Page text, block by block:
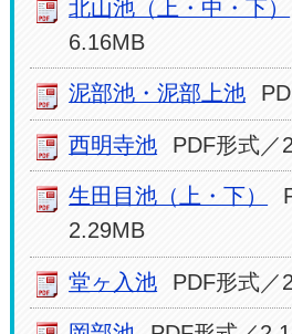
北山池（上・中・下）
6.16MB
泥部池・泥部上池
西明寺池 PDF形式／
生田目池（上・下）
2.29MB
堂ヶ入池 PDF形式／